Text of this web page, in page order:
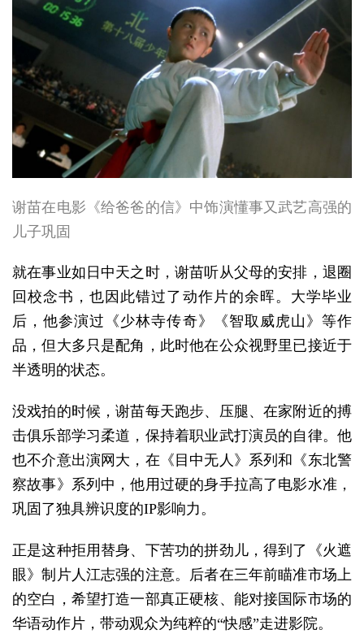
谢苗在电影《给爸爸的信》中饰演懂事又武艺高强的
儿子巩固
就在事业如日中天之时，谢苗听从父母的安排，退圈
回校念书，也因此错过了动作片的余晖。大学毕业
后，他参演过《少林寺传奇》《智取威虎山》等作
品，但大多只是配角，此时他在公众视野里已接近于
半透明的状态。
没戏拍的时候，谢苗每天跑步、压腿、在家附近的搏
击俱乐部学习柔道，保持着职业武打演员的自律。他
也不介意出演网大，在《目中无人》系列和《东北警
察故事》系列中，他用过硬的身手拉高了电影水准，
巩固了独具辨识度的IP影响力。
正是这种拒用替身、下苦功的拼劲儿，得到了《火遮
眼》制片人江志强的注意。后者在三年前瞄准市场上
的空白，希望打造一部真正硬核、能对接国际市场的
华语动作片，带动观众为纯粹的“快感”走进影院。